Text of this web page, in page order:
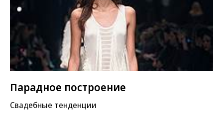
Парадное построение
Свадебные тенденции